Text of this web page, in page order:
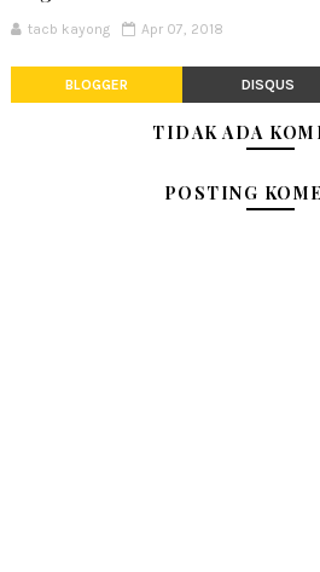
tacb kayong Apr 07, 2018
BLOGGER DISQUS
TIDAK ADA
POSTING